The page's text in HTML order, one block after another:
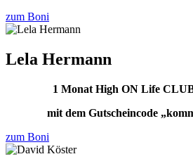
zum Boni
Lela Hermann
1 Monat High ON Life
mit dem Gutscheincode
zum Boni